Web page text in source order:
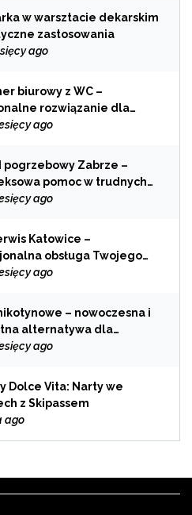
w warsztacie dekarskim
zastosowania
ago
biurowy z WC –
rozwiązanie dla
ago
pogrzebowy Zabrze –
pomoc w trudnych
ago
Katowice –
obsługa Twojego
ago
– nowoczesna i
alternatywa dla
palenia
ago
Dolce Vita: Narty we
z Skipassem
ago